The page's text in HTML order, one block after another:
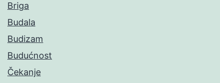
Briga
Budala
Budizam
Budućnost
Čekanje